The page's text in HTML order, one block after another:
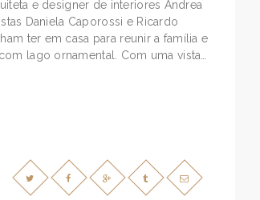
e designer de interiores Andrea
Daniela Caporossi e Ricardo
ter em casa para reunir a família e
lago ornamental. Com uma vista…